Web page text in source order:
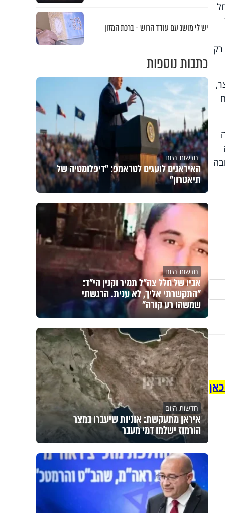
רק
יש לי מושג עם עודד הרוש - ברכת המזון
כתבות נוספות
חדשות היום
האיראנים לועגים לטראמפ: "דיפלומטיה של
תיאטרון"
חדשות היום
אביו של חלל צה"ל תמיר וקנין הי"ד:
"התקשרתי אליך, לא ענית. הרגשתי
שמשהו רע קורה"
חדשות היום
איראן מתעקשת: אוניות שיעברו במצר
הורמוז ישלמו דמי מעבר